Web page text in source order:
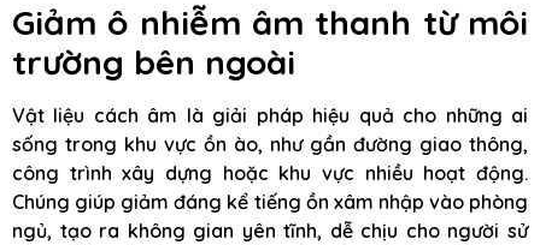
Giảm ô nhiễm âm thanh từ môi
trường bên ngoài
Vật liệu cách âm là giải pháp hiệu quả cho những ai
sống trong khu vực ồn ào, như gần đường giao thông,
công trình xây dựng hoặc khu vực nhiều hoạt động.
Chúng giúp giảm đáng kể tiếng ồn xâm nhập vào phòng
ngủ, tạo ra không gian yên tĩnh, dễ chịu cho người sử